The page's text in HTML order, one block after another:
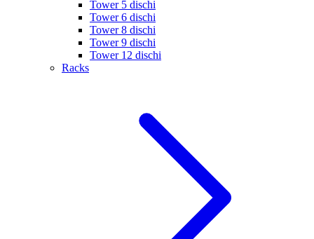
Tower 5 dischi
Tower 6 dischi
Tower 8 dischi
Tower 9 dischi
Tower 12 dischi
Racks